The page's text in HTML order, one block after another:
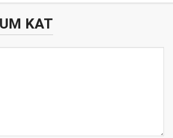
KAT